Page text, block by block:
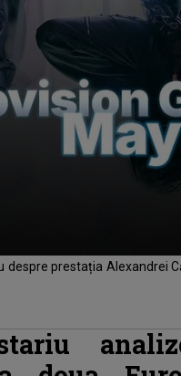
despre prestația Alexandrei